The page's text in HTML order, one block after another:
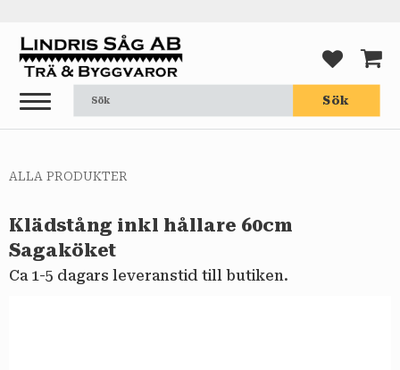
Meny
Sök
ALLA PRODUKTER
Klädstång inkl hållare 60cm
Sagaköket
Ca 1-5 dagars leveranstid till butiken.